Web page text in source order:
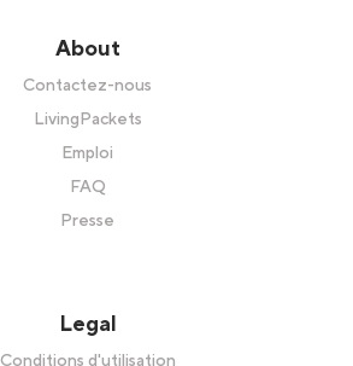
About
Contactez-nous
LivingPackets
Emploi
FAQ
Presse
Legal
Conditions d'utilisation